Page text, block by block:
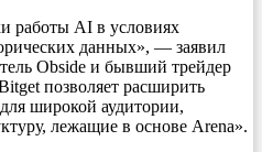
работы AI в условиях
данных», — заявил
Obside и бывший трейдер
позволяет расширить
широкой аудитории,
лежащие в основе Arena».